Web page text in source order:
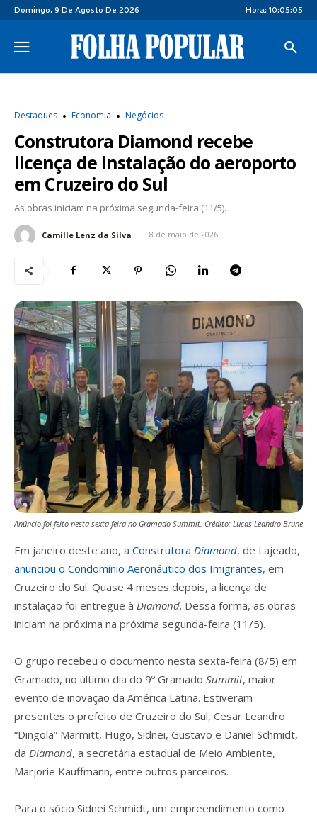
Domingo, 9 De Agosto De 2026 Hora:10:05:06
Destaques Economia Negócios
Construtora Diamond recebe
licença de instalação do aeroporto
em Cruzeiro do Sul
As obras iniciam na próxima segunda-feira (11/5).
Camille Lenz da Silva 8 de maio de 2026
Anúncio foi feito nesta sexta-feira no Gramado Summit. Crédito: Lucas Leandro Brune
Em janeiro deste ano, a Construtora Diamond, de Lajeado,
anunciou o Condomínio Aeronáutico dos Imigrantes, em
Cruzeiro do Sul. Quase 4 meses depois, a licença de
instalação foi entregue à Diamond. Dessa forma, as obras
iniciam na próxima na próxima segunda-feira (11/5).
O grupo recebeu o documento nesta sexta-feira (8/5) em
Gramado, no último dia do 9º Gramado Summit, maior
evento de inovação da América Latina. Estiveram
presentes o prefeito de Cruzeiro do Sul, Cesar Leandro
“Dingola” Marmitt, Hugo, Sidnei, Gustavo e Daniel Schmidt,
da Diamond, a secretária estadual de Meio Ambiente,
Marjorie Kauffmann, entre outros parceiros.
Para o sócio Sidnei Schmidt, um empreendimento como